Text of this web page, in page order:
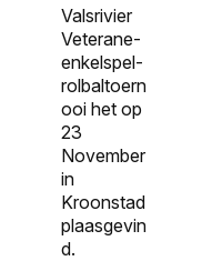
Valsrivier
Veterane-
enkelspel­
rolbaltoern
ooi het op
23
November
in
Kroonstad
plaasgevin
d.